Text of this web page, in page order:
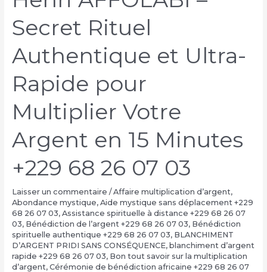
Secret Rituel
Authentique et Ultra-
Rapide pour
Multiplier Votre
Argent en 15 Minutes
+229 68 26 07 03
Laisser un commentaire /Affaire multiplication d’argent,
Abondance mystique, Aide mystique sans déplacement +229
68 26 07 03, Assistance spirituelle à distance +229 68 26 07
03, Bénédiction de l’argent +229 68 26 07 03, Bénédiction
spirituelle authentique +229 68 26 07 03, BLANCHIMENT
D’ARGENT PRIDI SANS CONSÉQUENCE, blanchiment d’argent
rapide +229 68 26 07 03, Bon tout savoir sur la multiplication
d’argent, Cérémonie de bénédiction africaine +229 68 26 07